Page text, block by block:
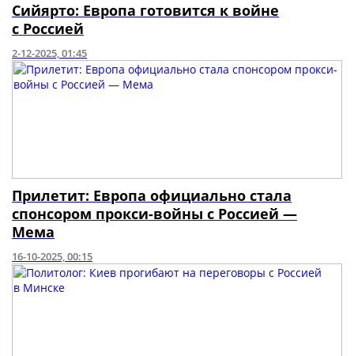
Сийярто: Европа готовится к войне
с Россией
2-12-2025, 01:45
Прилетит: Европа официально стала
спонсором прокси-войны с Россией —
Мема
16-10-2025, 00:15